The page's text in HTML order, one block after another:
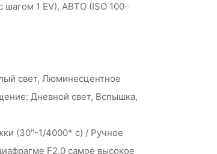
шагом 1 EV), АВТО (ISO 100–
свет, Люминесцентное
Дневной свет, Вспышка,
(30"-1/4000* с) / Ручное
F2.0 самое высокое